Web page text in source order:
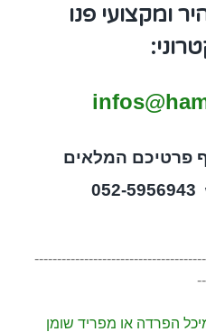
ומקצועי פנו
פרטיכם המלאים
הפרדה או מפריד שומן